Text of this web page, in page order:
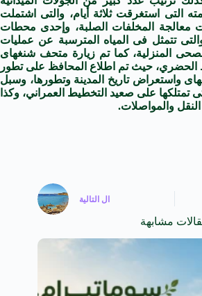
التى استغرقت ثلاثة أيام، والتى اشتملت
معالجة المخلفات الصلبة، وإحدى محطات
تتمثل فى المياه المترسبة عن عمليات
المنزلية، كما تم زيارة متحف شنغهاى
حيث تم اطلاع المحافظ على تطور
واستعراض تاريخ المدينة وتطورها، وسبل
تمتلكها على صعيد التخطيط العمراني، وكذا
والمواصلات.
ال التالية
مشابهة